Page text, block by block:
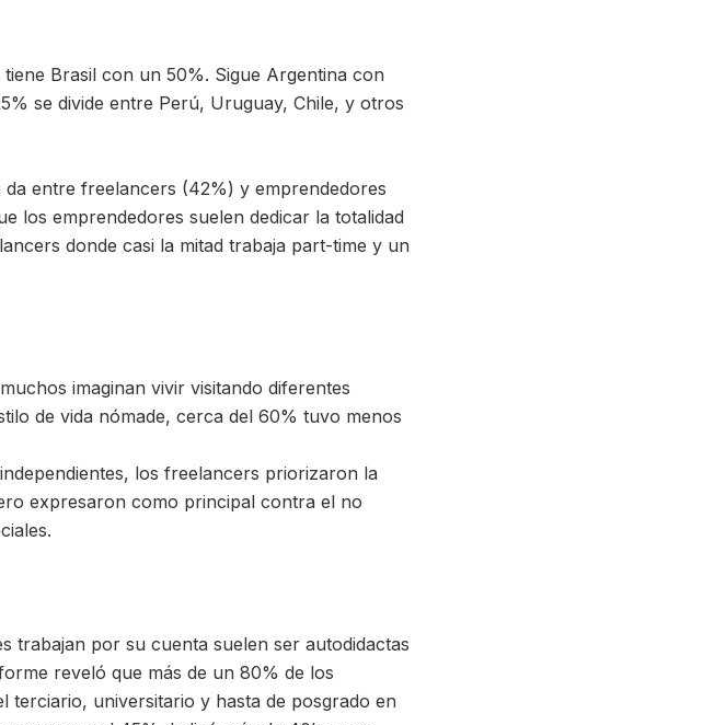
Brasil con un 50%. Sigue Argentina con
se divide entre Perú, Uruguay, Chile, y otros
entre freelancers (42%) y emprendedores
los emprendedores suelen dedicar la totalidad
donde casi la mitad trabaja part-time y un
imaginan vivir visitando diferentes
de vida nómade, cerca del 60% tuvo menos
los freelancers priorizaron la
expresaron como principal contra el no
trabajan por su cuenta suelen ser autodidactas
reveló que más de un 80% de los
terciario, universitario y hasta de posgrado en